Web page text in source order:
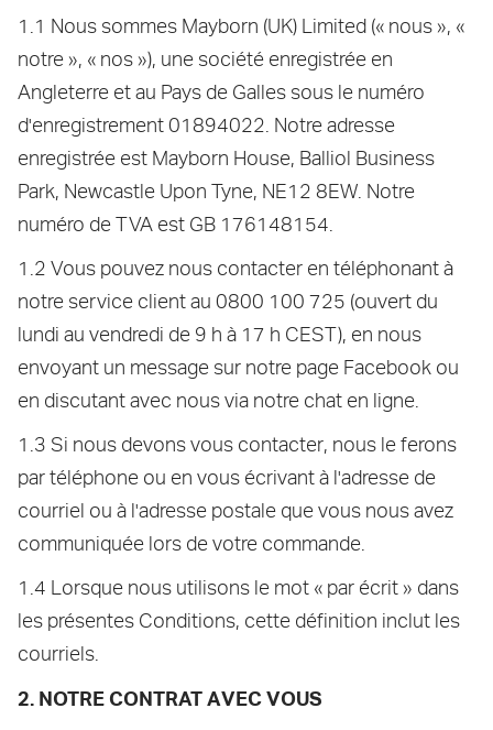
1.1 Nous sommes Mayborn (UK) Limited (« nous », «
notre », « nos »), une société enregistrée en
Angleterre et au Pays de Galles sous le numéro
d'enregistrement 01894022. Notre adresse
enregistrée est Mayborn House, Balliol Business
Park, Newcastle Upon Tyne, NE12 8EW. Notre
numéro de TVA est GB 176148154.
1.2 Vous pouvez nous contacter en téléphonant à
notre service client au 0800 100 725 (ouvert du
lundi au vendredi de 9 h à 17 h CEST), en nous
envoyant un message sur notre page Facebook ou
en discutant avec nous via notre chat en ligne.
1.3 Si nous devons vous contacter, nous le ferons
par téléphone ou en vous écrivant à l'adresse de
courriel ou à l'adresse postale que vous nous avez
communiquée lors de votre commande.
1.4 Lorsque nous utilisons le mot « par écrit » dans
les présentes Conditions, cette définition inclut les
courriels.
2. NOTRE CONTRAT AVEC VOUS